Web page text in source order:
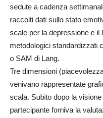
sedute a cadenza
raccolti dati sullo stato
scale per la depressione e il
metodologici standardizzati
o SAM di Lang.
Tre dimensioni
venivano rappresentate
scala. Subito dopo la
partecipante forniva la